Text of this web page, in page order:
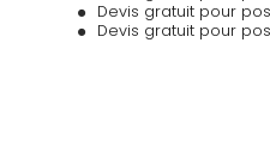
Devis gratuit pour
Devis gratuit pour